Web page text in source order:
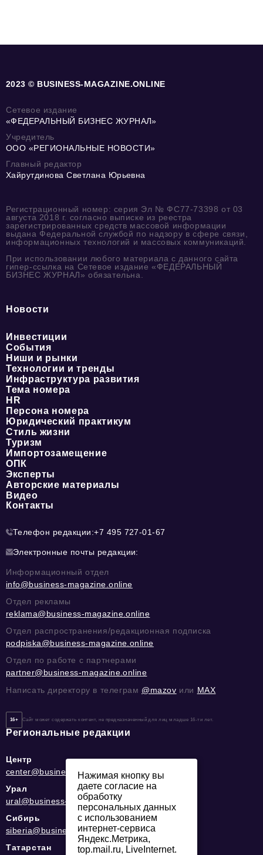
2023 © BUSINESS-MAGAZINE.ONLINE
Сетевое издание
«ФЕДЕРАЛЬНЫЙ БИЗНЕС ЖУРНАЛ»
Учредитель
ООО «РЕГИОНАЛЬНЫЕ НОВОСТИ»
Главный редактор
Хайрутдинова Светлана Юрьевна
Регистрационный номер: серия Эл № ФС77-73398 от 03
августа 2018 г. согласно выписке из реестра
зарегистрированных средств массовой информации
выдана Федеральной службой по надзору в сфере связи,
информационных технологий и массовых коммуникаций.
При использовании любого материала с данного сайта
гипер-ссылка на Сетевое издание «ФЕДЕРАЛЬНЫЙ
БИЗНЕС ЖУРНАЛ» обязательна.
Новости
Инвестиции
События
Ниши и рынки
Технологии и тренды
Инфраструктура развития
Тема номера
HR
Персона номера
Юридический практикум
Стиль жизни
Туризм
Импортозамещение
ОПК
Эксперты
Авторские материалы
Видео
Контакты
Телефон редакции:+7 495 727-01-67
Электронные почты редакции:
Информационный отдел
info@business-magazine.online
Отдел рекламы
reklama@business-magazine.online
Отдел распространения/редакционная подписка
podpiska@business-magazine.online
Отдел по работе с партнерами
partner@business-magazine.online
Написать директору в телеграм @mazov или MAX
16+ Сайт может содержать контент, не предназначенный для лиц младше 16-ти лет.
Региональные редакции
Центр
center@business-magazine.online
Урал
ural@business-magazine.online
Сибирь
siberia@business-magazine.online
Татарстан
Нажимая кнопку вы
даете согласие на
обработку
персональных данных
с использованием
интернет-сервиса
Яндекс.Метрика,
top.mail.ru, LiveInternet.